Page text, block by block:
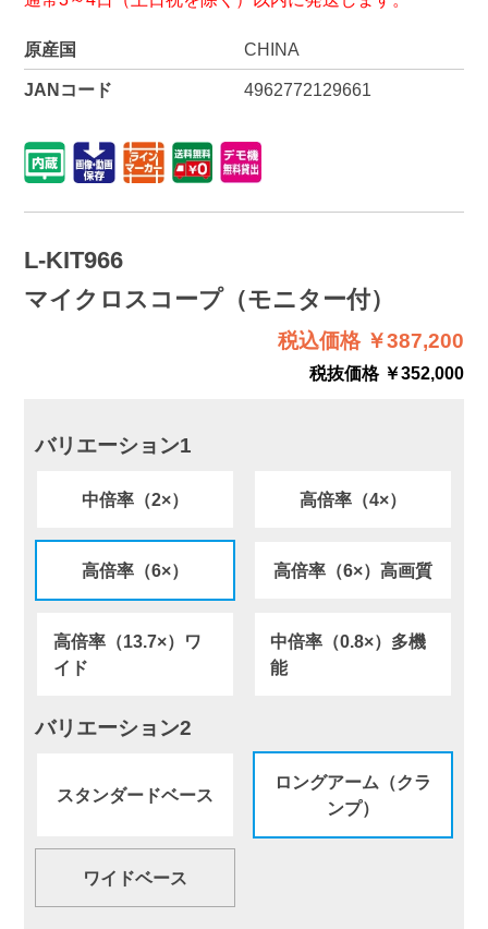
原産国 CHINA
JANコード 4962772129661
L-KIT966
マイクロスコープ（モニター付）
税込価格 ￥387,200
税抜価格 ￥352,000
バリエーション1
中倍率（2×） 高倍率（4×）
高倍率（6×） 高倍率（6×）高画質
高倍率（13.7×）ワ
イド
中倍率（0.8×）多機
能
バリエーション2
スタンダードベース
ロングアーム（クラ
ンプ）
ワイドベース